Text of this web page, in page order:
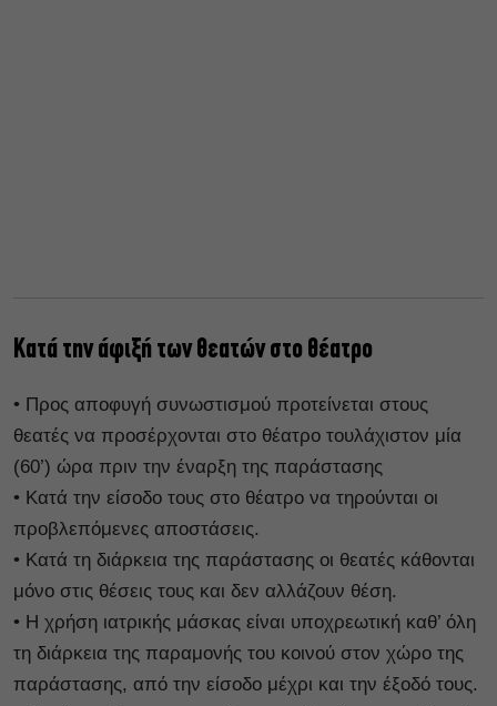
Κατά την άφιξή των θεατών στο θέατρο
• Προς αποφυγή συνωστισμού προτείνεται στους
θεατές να προσέρχονται στο θέατρο τουλάχιστον μία
(60’) ώρα πριν την έναρξη της παράστασης
• Κατά την είσοδο τους στο θέατρο να τηρούνται οι
προβλεπόμενες αποστάσεις.
• Κατά τη διάρκεια της παράστασης οι θεατές κάθονται
μόνο στις θέσεις τους και δεν αλλάζουν θέση.
• Η χρήση ιατρικής μάσκας είναι υποχρεωτική καθ’ όλη
τη διάρκεια της παραμονής του κοινού στον χώρο της
παράστασης, από την είσοδο μέχρι και την έξοδό τους.